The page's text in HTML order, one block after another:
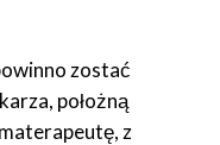
zostać
położną
z